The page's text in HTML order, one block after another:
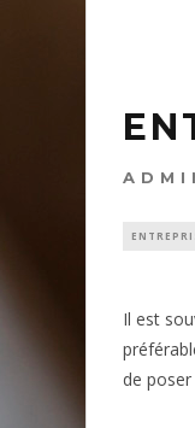
Il est
de